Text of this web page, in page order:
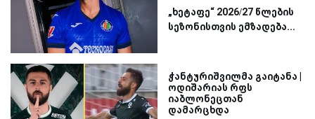
„ხეტაფე“ 2026/27 წლების
სეზონისთვის ემზადება...
ჭანტურიშვილმა გაიტანა |
ოდიშარიას რფს
იაბლონეცთან
დამარცხდა